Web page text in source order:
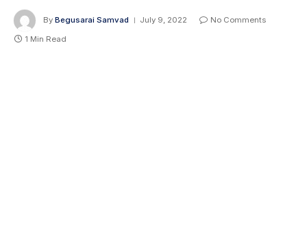
By Begusarai Samvad July 9, 2022
No Comments
1 Min Read